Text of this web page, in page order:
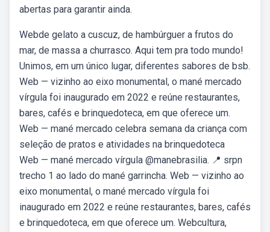
abertas para garantir ainda.
Webde gelato a cuscuz, de hambúrguer a frutos do
mar, de massa a churrasco. Aqui tem pra todo mundo!
Unimos, em um único lugar, diferentes sabores de bsb.
Web — vizinho ao eixo monumental, o mané mercado
vírgula foi inaugurado em 2022 e reúne restaurantes,
bares, cafés e brinquedoteca, em que oferece um.
Web — mané mercado celebra semana da criança com
seleção de pratos e atividades na brinquedoteca
Web — mané mercado vírgula @manebrasilia. 📍 srpn
trecho 1 ao lado do mané garrincha. Web — vizinho ao
eixo monumental, o mané mercado vírgula foi
inaugurado em 2022 e reúne restaurantes, bares, cafés
e brinquedoteca, em que oferece um. Webcultura,